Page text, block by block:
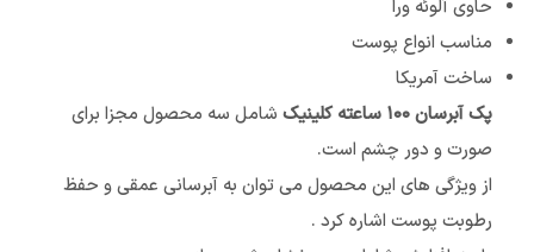
حاوی آلوئه ورا
مناسب انواع پوست
ساخت آمریکا
پک آبرسان ۱۰۰ ساعته کلینیک
شامل سه محصول مجزا برای
صورت و دور چشم است.
از ویژگی های این محصول می توان به آبرسانی عمقی و حفظ
رطوبت پوست اشاره کرد .